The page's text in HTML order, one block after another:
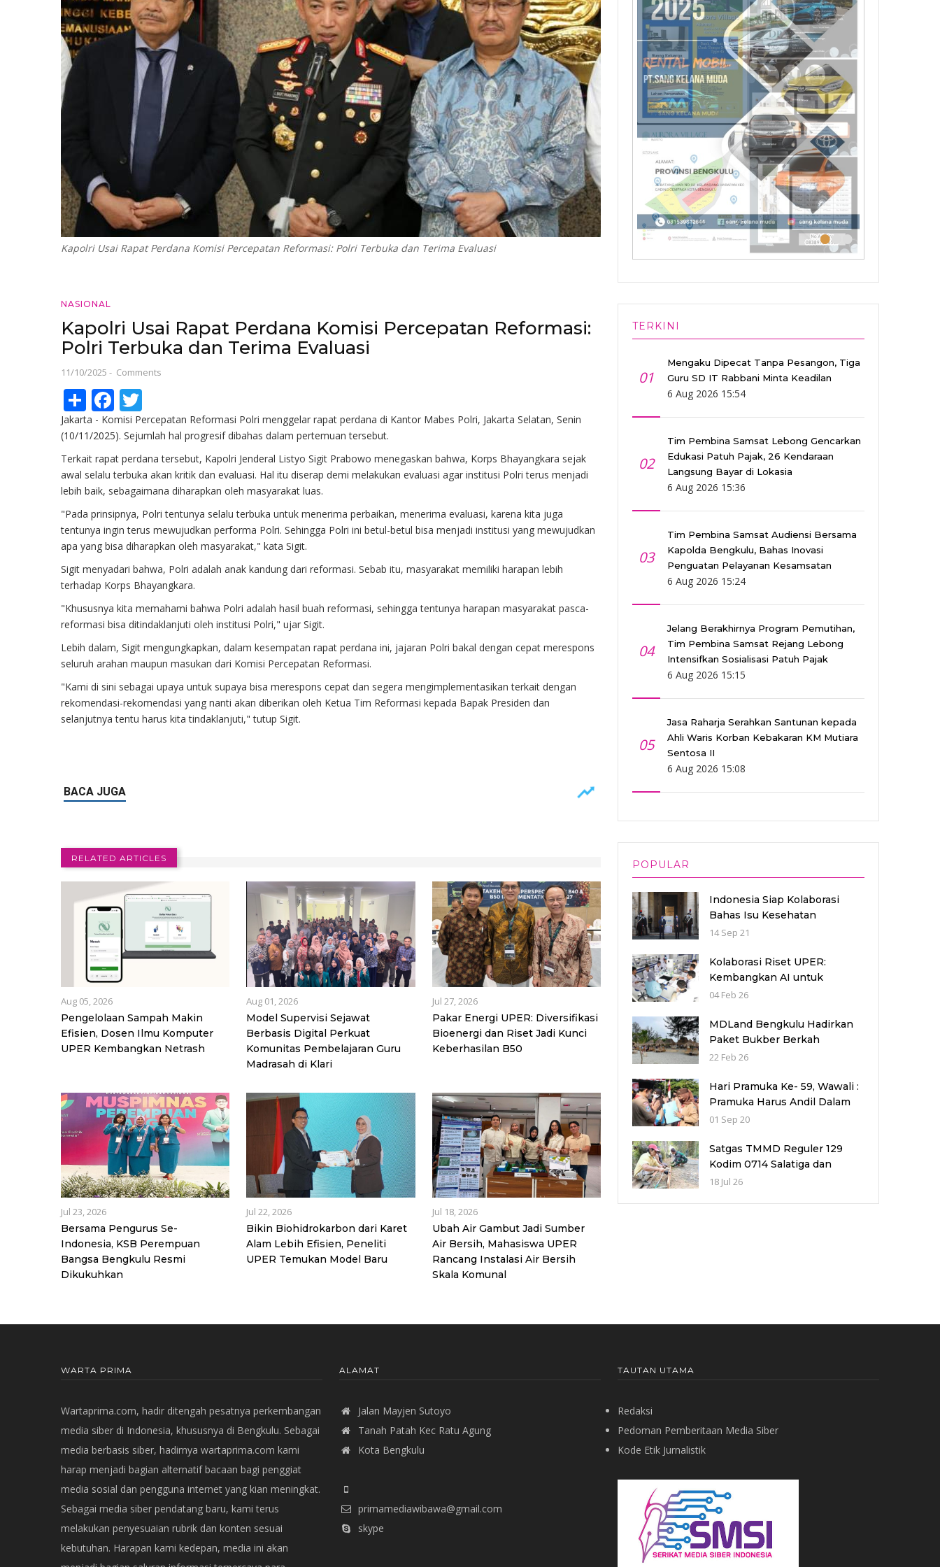
Kapolri Usai Rapat Perdana Komisi Percepatan Reformasi: Polri Terbuka dan Terima Evaluasi
NASIONAL
Kapolri Usai Rapat Perdana Komisi Percepatan Reformasi:
Polri Terbuka dan Terima Evaluasi
11/10/2025 - Comments
ShareFacebook
Jakarta - Komisi Percepatan Reformasi Polri menggelar rapat perdana di Kantor Mabes Polri, Jakarta Selatan, Senin
(10/11/2025). Sejumlah hal progresif dibahas dalam pertemuan tersebut.
Terkait rapat perdana tersebut, Kapolri Jenderal Listyo Sigit Prabowo menegaskan bahwa, Korps Bhayangkara sejak
awal selalu terbuka akan kritik dan evaluasi. Hal itu diserap demi melakukan evaluasi agar institusi Polri terus menjadi
lebih baik, sebagaimana diharapkan oleh masyarakat luas.
"Pada prinsipnya, Polri tentunya selalu terbuka untuk menerima perbaikan, menerima evaluasi, karena kita juga
tentunya ingin terus mewujudkan performa Polri. Sehingga Polri ini betul-betul bisa menjadi institusi yang mewujudkan
apa yang bisa diharapkan oleh masyarakat," kata Sigit.
Sigit menyadari bahwa, Polri adalah anak kandung dari reformasi. Sebab itu, masyarakat memiliki harapan lebih
terhadap Korps Bhayangkara.
"Khususnya kita memahami bahwa Polri adalah hasil buah reformasi, sehingga tentunya harapan masyarakat pasca-
reformasi bisa ditindaklanjuti oleh institusi Polri," ujar Sigit.
Lebih dalam, Sigit mengungkapkan, dalam kesempatan rapat perdana ini, jajaran Polri bakal dengan cepat merespons
seluruh arahan maupun masukan dari Komisi Percepatan Reformasi.
"Kami di sini sebagai upaya untuk supaya bisa merespons cepat dan segera mengimplementasikan terkait dengan
rekomendasi-rekomendasi yang nanti akan diberikan oleh Ketua Tim Reformasi kepada Bapak Presiden dan
selanjutnya tentu harus kita tindaklanjuti," tutup Sigit.
RELATED ARTICLES
Aug 05, 2026
Pengelolaan Sampah Makin
Efisien, Dosen Ilmu Komputer
UPER Kembangkan Netrash
Aug 01, 2026
Model Supervisi Sejawat
Berbasis Digital Perkuat
Komunitas Pembelajaran Guru
Madrasah di Klari
Jul 27, 2026
Pakar Energi UPER: Diversifikasi
Bioenergi dan Riset Jadi Kunci
Keberhasilan B50
Jul 23, 2026
Bersama Pengurus Se-
Indonesia, KSB Perempuan
Bangsa Bengkulu Resmi
Dikukuhkan
Jul 22, 2026
Bikin Biohidrokarbon dari Karet
Alam Lebih Efisien, Peneliti
UPER Temukan Model Baru
Jul 18, 2026
Ubah Air Gambut Jadi Sumber
Air Bersih, Mahasiswa UPER
Rancang Instalasi Air Bersih
Skala Komunal
•••
TERKINI
01
Mengaku Dipecat Tanpa Pesangon, Tiga
Guru SD IT Rabbani Minta Keadilan
6 Aug 2026 15:54
02
Tim Pembina Samsat Lebong Gencarkan
Edukasi Patuh Pajak, 26 Kendaraan
Langsung Bayar di Lokasia
6 Aug 2026 15:36
03
Tim Pembina Samsat Audiensi Bersama
Kapolda Bengkulu, Bahas Inovasi
Penguatan Pelayanan Kesamsatan
6 Aug 2026 15:24
04
Jelang Berakhirnya Program Pemutihan,
Tim Pembina Samsat Rejang Lebong
Intensifkan Sosialisasi Patuh Pajak
6 Aug 2026 15:15
05
Jasa Raharja Serahkan Santunan kepada
Ahli Waris Korban Kebakaran KM Mutiara
Sentosa II
6 Aug 2026 15:08
POPULAR
Indonesia Siap Kolaborasi
Bahas Isu Kesehatan
Presidensi G20 pada 2022
14 Sep 21
Kolaborasi Riset UPER:
Kembangkan AI untuk
Akselerasi Penemuan
Autoimun
04 Feb 26
MDLand Bengkulu Hadirkan
Paket Bukber Berkah
Ramadhan, Nikmati Sajian
Pemandangan Pantai
22 Feb 26
Hari Pramuka Ke- 59, Wawali :
Pramuka Harus Andil Dalam
Pembentukan Karakter
01 Sep 20
Satgas TMMD Reguler 129
Kodim 0714 Salatiga dan
Warga Perkuat Jalan Desa
18 Jul 26
WARTA PRIMA
Wartaprima.com, hadir ditengah pesatnya perkembangan
media siber di Indonesia, khususnya di Bengkulu. Sebagai
media berbasis siber, hadirnya wartaprima.com kami
harap menjadi bagian alternatif bacaan bagi penggiat
media sosial dan pengguna internet yang kian meningkat.
Sebagai media siber pendatang baru, kami terus
melakukan penyesuaian rubrik dan konten sesuai
kebutuhan. Harapan kami kedepan, media ini akan
ALAMAT
Jalan Mayjen Sutoyo
Tanah Patah Kec Ratu Agung
Kota Bengkulu
primamediawibawa@gmail.com
skype
TAUTAN UTAMA
Redaksi
Pedoman Pemberitaan Media Siber
Kode Etik Jurnalistik